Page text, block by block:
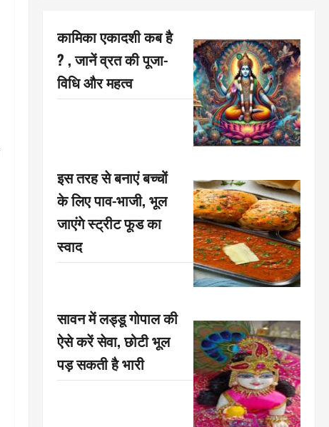
कामिका एकादशी कब है
? , जानें व्रत की पूजा-
विधि और महत्व
इस तरह से बनाएं बच्चों
के लिए पाव-भाजी, भूल
जाएंगे स्ट्रीट फूड का
स्वाद
सावन में लड्डू गोपाल की
ऐसे करें सेवा, छोटी भूल
पड़ सकती है भारी